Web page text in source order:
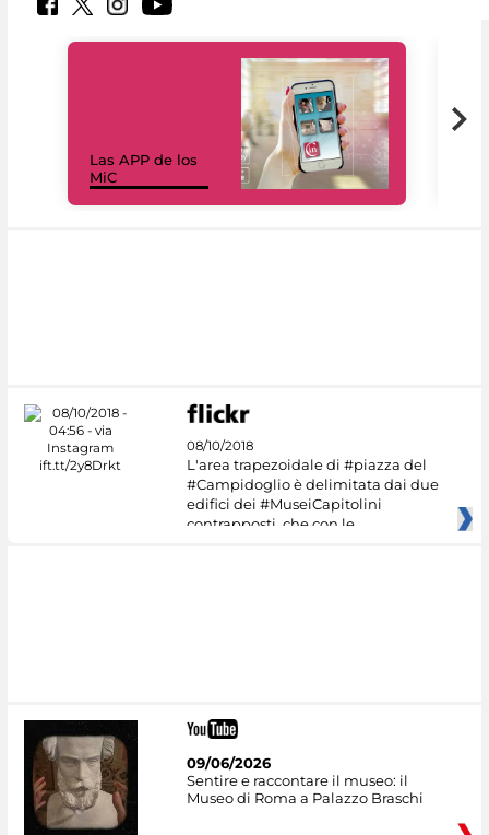
Las APP de los
MiC
08/10/2018
L'area trapezoidale di #piazza del
#Campidoglio è delimitata dai due
edifici dei #MuseiCapitolini
contrapposti, che con le
09/06/2026
Sentire e raccontare il museo: il
Museo di Roma a Palazzo Braschi